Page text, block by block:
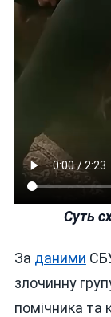
Суть
За даними
злочинну
помічника та